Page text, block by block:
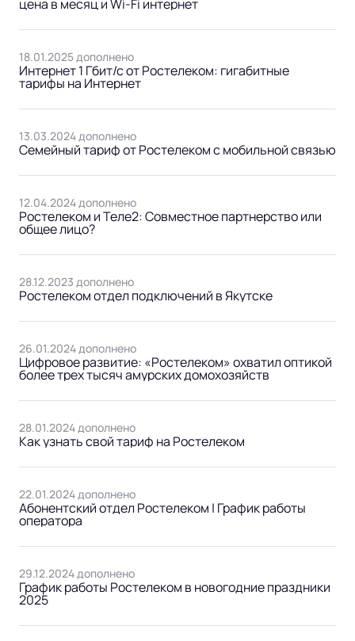
цена в месяц и Wi-Fi интернет
18.01.2025 дополнено
Интернет 1 Гбит/с от Ростелеком: гигабитные
тарифы на Интернет
13.03.2024 дополнено
Cемейный тариф от Ростелеком с мобильной связью
12.04.2024 дополнено
Ростелеком и Теле2: Совместное партнерство или
общее лицо?
28.12.2023 дополнено
Ростелеком отдел подключений в Якутске
26.01.2024 дополнено
Цифровое развитие: «Ростелеком» охватил оптикой
более трех тысяч амурских домохозяйств
28.01.2024 дополнено
Как узнать свой тариф на Ростелеком
22.01.2024 дополнено
Абонентский отдел Ростелеком | График работы
оператора
29.12.2024 дополнено
График работы Ростелеком в новогодние праздники
2025